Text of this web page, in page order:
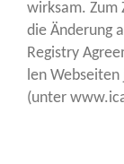
wirk­sam. Zum
die Ände­rung
Regis­try
len
(unter